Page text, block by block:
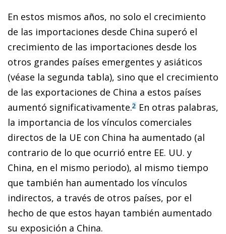
En estos mismos años, no solo el crecimiento
de las importaciones desde China superó el
crecimiento de las importaciones desde los
otros grandes países emergentes y asiáticos
(véase la segunda tabla), sino que el crecimiento
de las exportaciones de China a estos países
aumentó significativamente.2 En otras palabras,
la importancia de los vínculos comerciales
directos de la UE con China ha aumentado (al
contrario de lo que ocurrió entre EE. UU. y
China, en el mismo periodo), al mismo tiempo
que también han aumentado los vínculos
indirectos, a través de otros países, por el
hecho de que estos hayan también aumentado
su exposición a China.